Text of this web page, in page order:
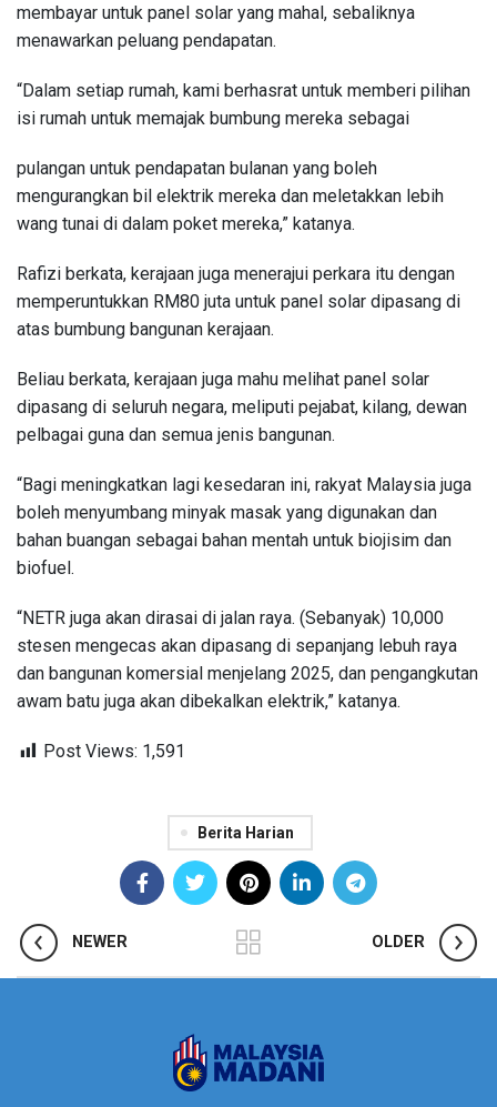
membayar untuk panel solar yang mahal, sebaliknya
menawarkan peluang pendapatan.
“Dalam setiap rumah, kami berhasrat untuk memberi pilihan
isi rumah untuk memajak bumbung mereka sebagai
pulangan untuk pendapatan bulanan yang boleh
mengurangkan bil elektrik mereka dan meletakkan lebih
wang tunai di dalam poket mereka,” katanya.
Rafizi berkata, kerajaan juga menerajui perkara itu dengan
memperuntukkan RM80 juta untuk panel solar dipasang di
atas bumbung bangunan kerajaan.
Beliau berkata, kerajaan juga mahu melihat panel solar
dipasang di seluruh negara, meliputi pejabat, kilang, dewan
pelbagai guna dan semua jenis bangunan.
“Bagi meningkatkan lagi kesedaran ini, rakyat Malaysia juga
boleh menyumbang minyak masak yang digunakan dan
bahan buangan sebagai bahan mentah untuk biojisim dan
biofuel.
“NETR juga akan dirasai di jalan raya. (Sebanyak) 10,000
stesen mengecas akan dipasang di sepanjang lebuh raya
dan bangunan komersial menjelang 2025, dan pengangkutan
awam batu juga akan dibekalkan elektrik,” katanya.
Post Views: 1,591
Berita Harian
NEWER OLDER